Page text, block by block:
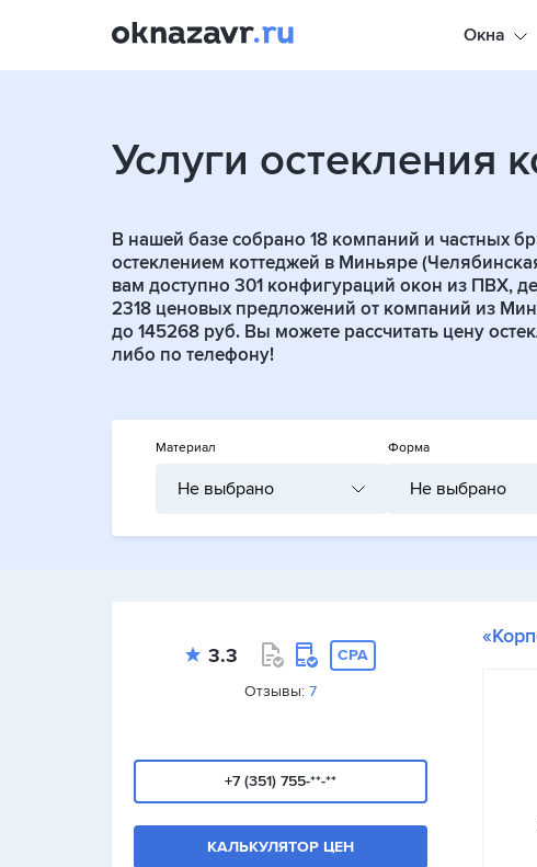
Окна
Услуги остекления
В нашей базе собрано 18 компаний и частных
остеклением коттеджей в Миньяре
вам доступно 301 конфигураций окон из ПВХ,
2318 ценовых предложений от компаний из
до 145268 руб. Вы можете рассчитать цену
либо по телефону!
Материал
Не выбрано
Форма
Не выбрано
3.3
CPA
Отзывы: 7
+7 (351) 755-**-**
КАЛЬКУЛЯТОР ЦЕН